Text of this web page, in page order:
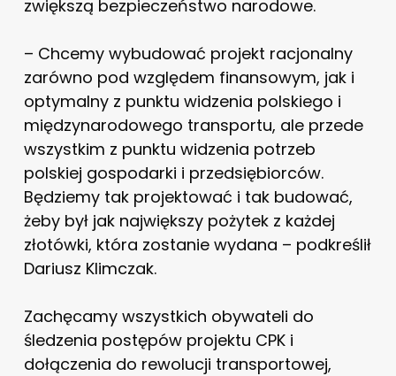
zwiększą bezpieczeństwo narodowe.
– Chcemy wybudować projekt racjonalny
zarówno pod względem finansowym, jak i
optymalny z punktu widzenia polskiego i
międzynarodowego transportu, ale przede
wszystkim z punktu widzenia potrzeb
polskiej gospodarki i przedsiębiorców.
Będziemy tak projektować i tak budować,
żeby był jak największy pożytek z każdej
złotówki, która zostanie wydana – podkreślił
Dariusz Klimczak.
Zachęcamy wszystkich obywateli do
śledzenia postępów projektu CPK i
dołączenia do rewolucji transportowej,